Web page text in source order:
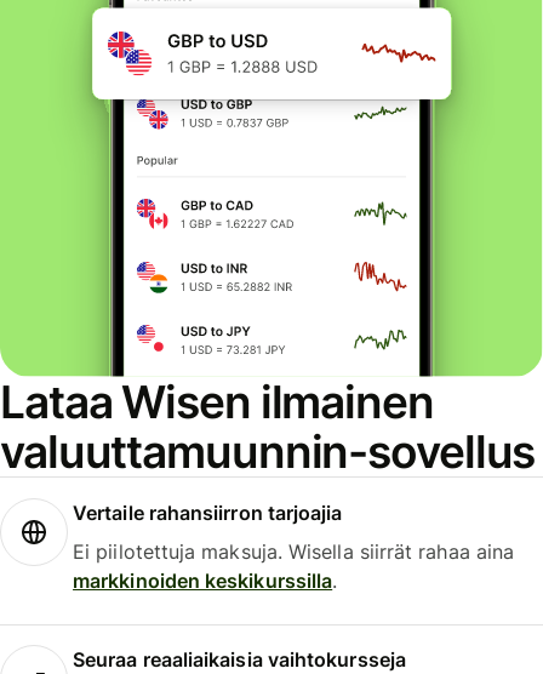
Lataa Wisen ilmainen
valuuttamuunnin-sovellus
Vertaile rahansiirron tarjoajia
Ei piilotettuja maksuja. Wisella siirrät rahaa aina
markkinoiden keskikurssilla.
Seuraa reaaliaikaisia vaihtokursseja